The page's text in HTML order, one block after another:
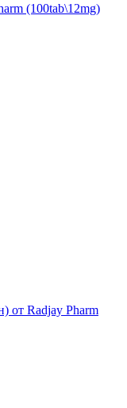
(100tab\12mg)
от Radjay Pharm